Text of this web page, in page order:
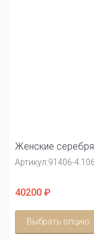
Женские
Артикул:91406-4.106
40200 ₽
Выбрать опцию